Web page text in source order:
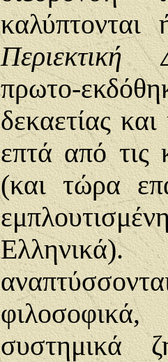
Περιεκτική
πρωτο-
δεκαετίας
επτά από τις
(και τώρα
Ελληνικά).
συστημικά